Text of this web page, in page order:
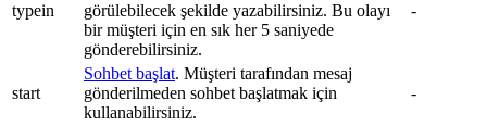
typein
görülebilecek şekilde yazabilirsiniz. Bu olayı
bir müşteri için en sık her 5 saniyede
gönderebilirsiniz.
-
start
Sohbet başlat. Müşteri tarafından mesaj
gönderilmeden sohbet başlatmak için
kullanabilirsiniz.
-